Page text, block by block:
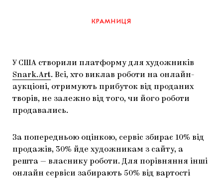
КОЛЕКЦІЇ
ГАЛЕРЕЇ
КОНСПЕКТИ
КНИЖКИ І ЖУРНАЛИ
ЗАПАЛЕННЯ
ЯК ПІДТРИМУВАТИ УКРАЇНСЬКЕ МИСТЕЦТВО
МАРІУПОЛЬСЬКІ МАРГІНАЛІЇ
CARPATHIAN CULT ПРО РІЗДВЯНІ СВЯТА
КРАМНИЦЯ
КРАМНИЦЯ
У США створили платформу для художників
Snark.Art. Всі, хто виклав роботи на онлайн-
аукціоні, отримують прибуток від проданих
творів, не залежно від того, чи його роботи
продавались.
За попередньою оцінкою, сервіс збирає 10% від
продажів, 30% йде художникам з сайту, а
решта — власнику роботи. Для порівняння інші
онлайн сервіси забирають 50% від вартості